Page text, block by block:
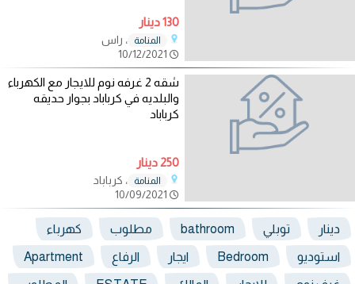
130 دينار
المنامة
، راس
شقه 2 غرفه نوم للايجار مع الكهرباء
والبلديه في كرباباد بجوار حديقه
كرباباد
250 دينار
المنامة
، كرباباد
دينار توبلي bathroom مطلوب كهرباء
استوديو Bedroom ايجار الرفاع Apartment